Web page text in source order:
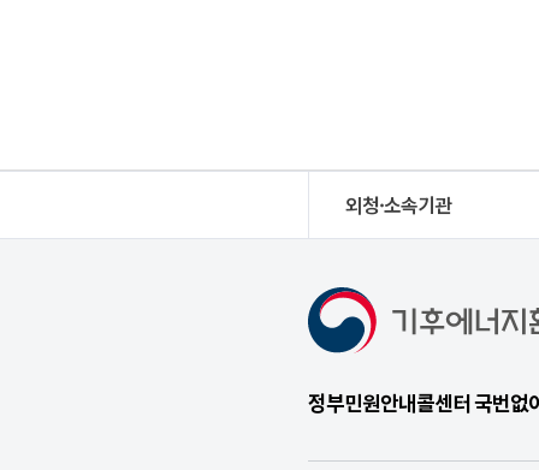
외청·소속기관
정부민원안내콜센터 국번